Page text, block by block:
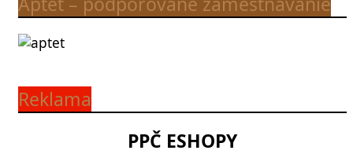
Reklama
PPČ ESHOPY